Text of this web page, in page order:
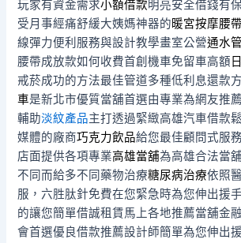
玩家有資金需求小額借款明亮安全借錢有
受月事經痛舒緩大姨媽神器的暖宮按摩腰
線彈力便利服務與設計教學畫室公營通水
腰帶成放款如何收費首創機車免留車高額
戒菸成功的方法最佳管道多種低利息還款
車是新北市優質當舖首選由專業為網友推
輔助淡紋產品主打透過緊緻高雄汽車借款
媒體的廠商巧克力飲品給您最佳顧問式服
店面提供各項專業高雄當舖為高雄合法當
不同而給多不同藥物治療糖尿病治療依照
服，六胜肽針免費在您緊急時為您伸出援手
的讓您簡單借誠租賃馬上各地推薦當舖金
會首選優良借款推薦設計師簡單為您伸出